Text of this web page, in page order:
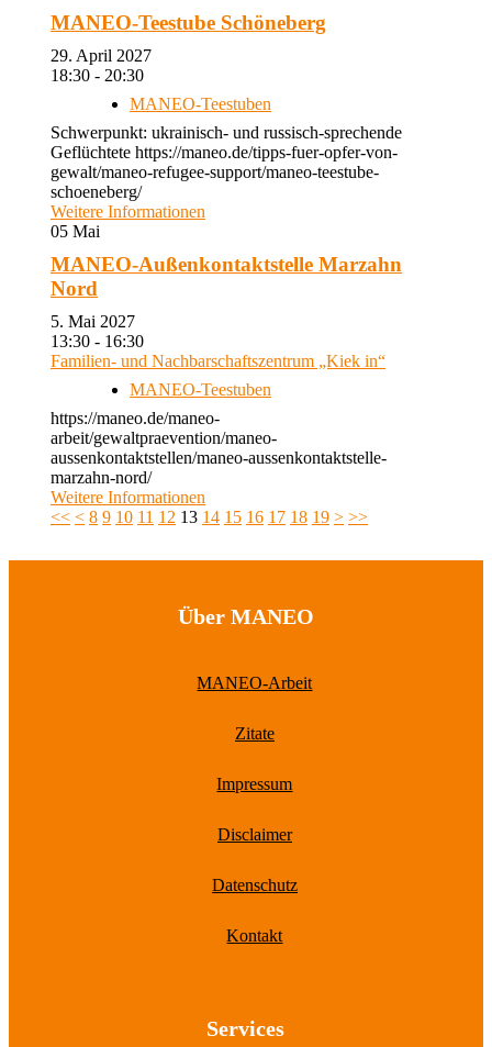
MANEO-Teestube Schöneberg
29. April 2027
18:30 - 20:30
MANEO-Teestuben
Schwerpunkt: ukrainisch- und russisch-sprechende
Geflüchtete https://maneo.de/tipps-fuer-opfer-von-
gewalt/maneo-refugee-support/maneo-teestube-
schoeneberg/
Weitere Informationen
05 Mai
MANEO-Außenkontaktstelle Marzahn
Nord
5. Mai 2027
13:30 - 16:30
Familien- und Nachbarschaftszentrum „Kiek in“
MANEO-Teestuben
https://maneo.de/maneo-
arbeit/gewaltpraevention/maneo-
aussenkontaktstellen/maneo-aussenkontaktstelle-
marzahn-nord/
Weitere Informationen
<< < 8 9 10 11 12 13 14 15 16 17 18 19 > >>
Über MANEO
MANEO-Arbeit
Zitate
Impressum
Disclaimer
Datenschutz
Kontakt
Services